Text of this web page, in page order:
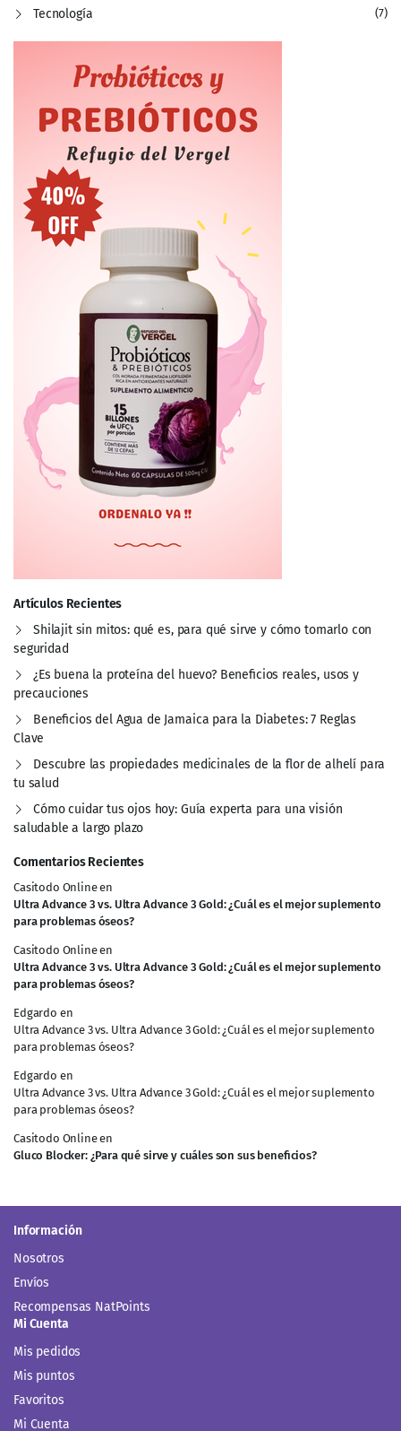
Tecnología (7)
Artículos Recientes
Shilajit sin mitos: qué es, para qué sirve y cómo tomarlo con
seguridad
¿Es buena la proteína del huevo? Beneficios reales, usos y
precauciones
Beneficios del Agua de Jamaica para la Diabetes: 7 Reglas
Clave
Descubre las propiedades medicinales de la flor de alhelí para
tu salud
Cómo cuidar tus ojos hoy: Guía experta para una visión
saludable a largo plazo
Comentarios Recientes
Casitodo Onlineen
Ultra Advance 3 vs. Ultra Advance 3 Gold: ¿Cuál es el mejor suplemento
para problemas óseos?
Casitodo Onlineen
Ultra Advance 3 vs. Ultra Advance 3 Gold: ¿Cuál es el mejor suplemento
para problemas óseos?
Edgardo en
Ultra Advance 3 vs. Ultra Advance 3 Gold: ¿Cuál es el mejor suplemento
para problemas óseos?
Edgardo en
Ultra Advance 3 vs. Ultra Advance 3 Gold: ¿Cuál es el mejor suplemento
para problemas óseos?
Casitodo Onlineen
Gluco Blocker: ¿Para qué sirve y cuáles son sus beneficios?
Información
Nosotros
Envíos
Recompensas NatPoints
Mi Cuenta
Mis pedidos
Mis puntos
Favoritos
Mi Cuenta